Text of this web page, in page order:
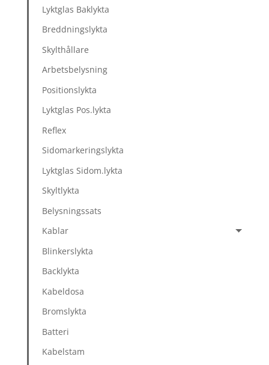
Lyktglas Baklykta
Breddningslykta
Skylthållare
Arbetsbelysning
Positionslykta
Lyktglas Pos.lykta
Reflex
Sidomarkeringslykta
Lyktglas Sidom.lykta
Skyltlykta
Belysningssats
Kablar
Blinkerslykta
Backlykta
Kabeldosa
Bromslykta
Batteri
Kabelstam